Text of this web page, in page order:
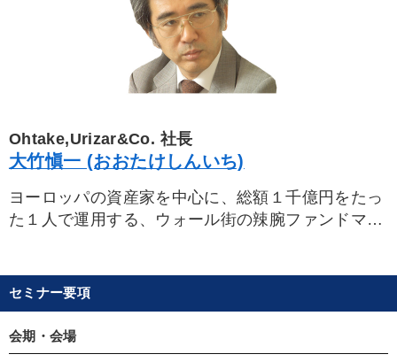
運用会社で、一貫して金利の探求、債券運用に従
事。著書に「経済はお金から学べ」（2025/11 SB
クリエイティブ）、「金利を見れば投資はうまくい
く 日本編」（2024/11 クロスメディア・パブ
くいく」（2022/6 クロスメディア・パブリッシン
グ）。
Ohtake,Urizar&Co. 社長
大竹愼一 (おおたけしんいち)
ヨーロッパの資産家を中心に、総額１千億円をたっ
た１人で運用する、ウォール街の辣腕ファンドマ
ツ・ケルン大学、イギリス・ロンドン大学へ留学。
帰国後、野村総合研究所でエコノミストとして活躍
の後、ロンドンのチェースインヴェスターズでファ
ンドマネージャーに。市場原理に基づく合理的な投
セミナー要項
会期・会場